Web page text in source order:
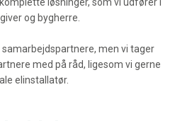
og bygherre.
men vi tager
med på råd, ligesom vi gerne
elinstallatør.